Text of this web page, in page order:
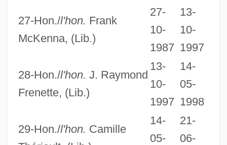
27-Hon./l'hon. Frank
McKenna, (Lib.)
27-
10-
1987
13-
10-
1997
28-Hon./l'hon. J. Raymond
Frenette, (Lib.)
13-
10-
1997
14-
05-
1998
29-Hon./l'hon. Camille
14-
05-
21-
06-
The Lookalike
The Longshots
The Longford Letter
The Longest Yard 2005
The Longest Drive